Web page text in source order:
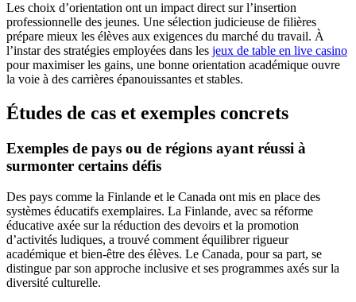
Les choix d’orientation ont un impact direct sur l’insertion
professionnelle des jeunes. Une sélection judicieuse de filières
prépare mieux les élèves aux exigences du marché du travail. À
l’instar des stratégies employées dans les jeux de table en live casino
pour maximiser les gains, une bonne orientation académique ouvre
la voie à des carrières épanouissantes et stables.
Études de cas et exemples concrets
Exemples de pays ou de régions ayant réussi à
surmonter certains défis
Des pays comme la Finlande et le Canada ont mis en place des
systèmes éducatifs exemplaires. La Finlande, avec sa réforme
éducative axée sur la réduction des devoirs et la promotion
d’activités ludiques, a trouvé comment équilibrer rigueur
académique et bien-être des élèves. Le Canada, pour sa part, se
distingue par son approche inclusive et ses programmes axés sur la
diversité culturelle.